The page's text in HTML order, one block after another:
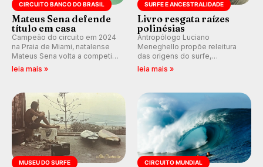
CIRCUITO BANCO DO BRASIL
Mateus Sena defende
título em casa
Campeão do circuito em 2024
na Praia de Miami, natalense
Mateus Sena volta a competir
em casa em busca de manter a
leia mais »
SURFE E ANCESTRALIDADE
Livro resgata raízes
polinésias
Antropólogo Luciano
Meneghello propõe releitura
das origens do surfe,
resgatando a cultura polinésia
prática em esporte e indústria.
leia mais »
MUSEU DO SURFE CIRCUITO MUNDIAL